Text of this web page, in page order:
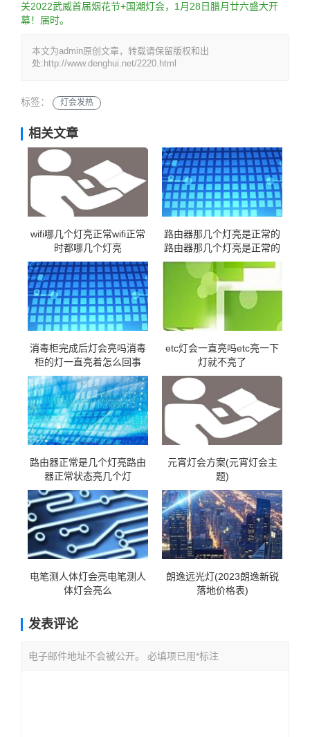
关2022武威首届烟花节+国潮灯会，1月28日腊月廿六盛大开
幕！届时。
本文为admin原创文章，转载请保留版权和出
处:http://www.denghui.net/2220.html
标签： 灯会发热
相关文章
wifi哪几个灯亮正常wifi正常
时都哪几个灯亮
路由器那几个灯亮是正常的
路由器那几个灯亮是正常的
怎么回事
消毒柜完成后灯会亮吗消毒
柜的灯一直亮着怎么回事
etc灯会一直亮吗etc亮一下
灯就不亮了
路由器正常是几个灯亮路由
器正常状态亮几个灯
元宵灯会方案(元宵灯会主
题)
电笔测人体灯会亮电笔测人
体灯会亮么
朗逸远光灯(2023朗逸新锐
落地价格表)
发表评论
电子邮件地址不会被公开。 必填项已用*标注